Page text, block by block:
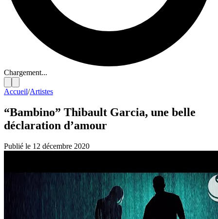
Chargement...
Accueil/Artistes
“Bambino” Thibault Garcia, une belle
déclaration d’amour
Publié le 12 décembre 2020